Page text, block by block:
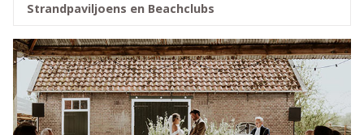
Strandpaviljoens en Beachclubs